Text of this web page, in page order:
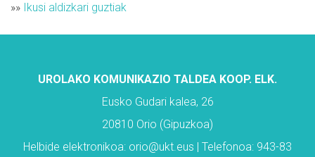
»» Ikusi aldizkari guztiak
UROLAKO KOMUNIKAZIO TALDEA KOOP. ELK.
Eusko Gudari kalea, 26
20810 Orio (Gipuzkoa)
Helbide elektronikoa: orio@ukt.eus | Telefonoa: 943-83